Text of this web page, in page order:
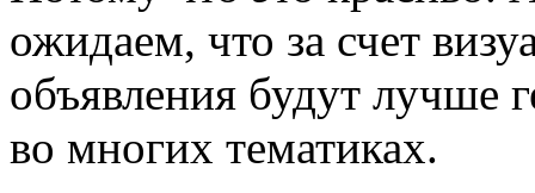
ожидаем, что за счет
объявления будут лучше
во многих тематиках.